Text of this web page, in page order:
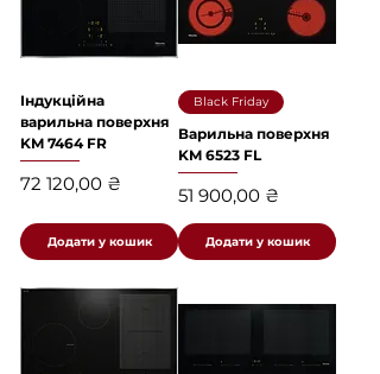
Індукційна
варильна поверхня
KM 7464 FR
Ціна
72 120,00 ₴
Додати у кошик
Black Friday
Варильна поверхня
KM 6523 FL
Ціна
51 900,00 ₴
Додати у кошик